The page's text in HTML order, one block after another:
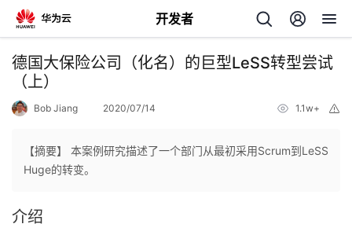
开发者
返
回
人
我
德国大保险公司（化名）的巨型LeSS转型尝试
（上）
Bob Jiang 2020/07/14 1.1w+
【摘要】 本案例研究描述了一个部门从最初采用Scrum到LeSS
Huge的转变。
介绍